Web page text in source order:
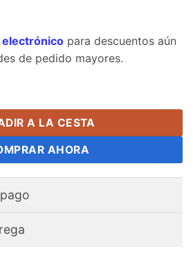
electrónico para descuentos aún
de pedido mayores.
Bolas magnéticas Juguetes Bolas
A LA CESTA
AHORA